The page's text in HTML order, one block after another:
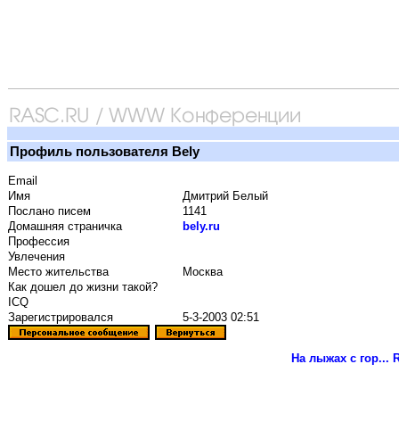
Профиль пользователя Bely
Email
Имя
Дмитрий Белый
Послано писем
1141
Домашняя страничка
bely.ru
Профессия
Увлечения
Место жительства
Москва
Как дошел до жизни такой?
ICQ
Зарегистрировался
5-3-2003 02:51
На лыжах с гор...